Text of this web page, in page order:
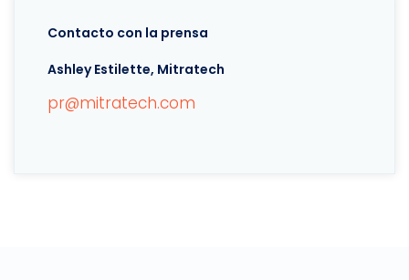
Contacto con la prensa
Ashley Estilette, Mitratech
pr@mitratech.com